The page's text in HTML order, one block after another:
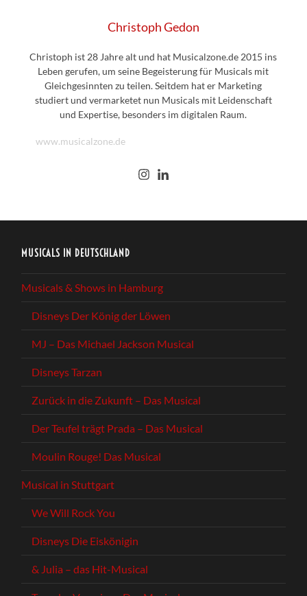
Christoph Gedon
Christoph ist 28 Jahre alt und hat Musicalzone.de 2015 ins
Leben gerufen, um seine Begeisterung für Musicals mit
Gleichgesinnten zu teilen. Seitdem hat er Marketing
studiert und vermarketet nun Musicals mit Leidenschaft
und Expertise, besonders im digitalen Raum.
www.musicalzone.de
MUSICALS IN DEUTSCHLAND
Musicals & Shows in Hamburg
Disneys Der König der Löwen
MJ – Das Michael Jackson Musical
Disneys Tarzan
Zurück in die Zukunft – Das Musical
Der Teufel trägt Prada – Das Musical
Moulin Rouge! Das Musical
Musical in Stuttgart
We Will Rock You
Disneys Die Eiskönigin
& Julia – das Hit-Musical